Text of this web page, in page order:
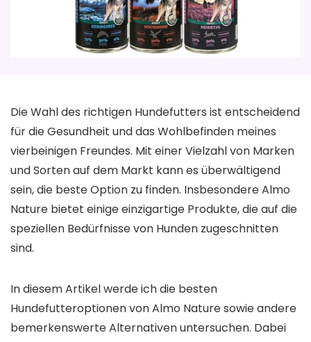
Die Wahl des richtigen Hundefutters ist entscheidend
für die Gesundheit und das Wohlbefinden meines
vierbeinigen Freundes. Mit einer Vielzahl von Marken
und Sorten auf dem Markt kann es überwältigend
sein, die beste Option zu finden. Insbesondere Almo
Nature bietet einige einzigartige Produkte, die auf die
speziellen Bedürfnisse von Hunden zugeschnitten
sind.
In diesem Artikel werde ich die besten
Hundefutteroptionen von Almo Nature sowie andere
bemerkenswerte Alternativen untersuchen. Dabei